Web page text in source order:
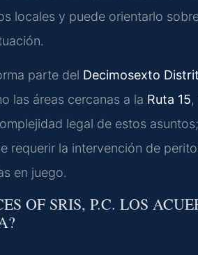
locales y puede orientarlo
parte del Decimosexto
las áreas cercanas a la Ruta 15,
legal de estos
requerir la intervención de
en juego.
OF SRIS, P.C. LOS